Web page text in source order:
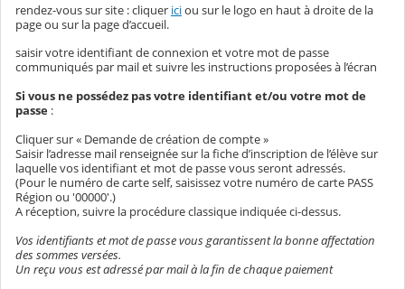
rendez-vous sur site : cliquer iciou sur le logo en haut à droite de la
page ou sur la page d’accueil.
saisir votre identifiant de connexion et votre mot de passe
communiqués par mail et suivre les instructions proposées à l’écran
Si vous ne possédez pas votre identifiant et/ou votre mot de
passe :
Cliquer sur « Demande de création de compte »
Saisir l’adresse mail renseignée sur la fiche d’inscription de l’élève sur
laquelle vos identifiant et mot de passe vous seront adressés.
(Pour le numéro de carte self, saisissez votre numéro de carte PASS
Région ou '00000'.)
A réception, suivre la procédure classique indiquée ci-dessus.
Vos identifiants et mot de passe vous garantissent la bonne affectation
des sommes versées.
Un reçu vous est adressé par mail à la fin de chaque paiement